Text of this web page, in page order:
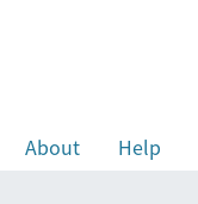
About Help